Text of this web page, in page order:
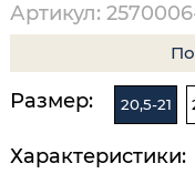
Артикул:
Размер: 20,5-21
Характеристики: